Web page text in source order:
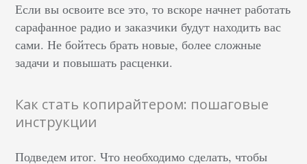
Если вы освоите все это, то вскоре начнет работать
сарафанное радио и заказчики будут находить вас
сами. Не бойтесь брать новые, более сложные
задачи и повышать расценки.
Как стать копирайтером: пошаговые
инструкции
Подведем итог. Что необходимо сделать, чтобы